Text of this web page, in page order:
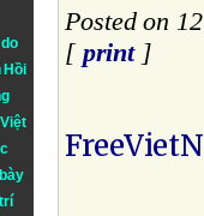
do
Hồi
Posted on
[ print]